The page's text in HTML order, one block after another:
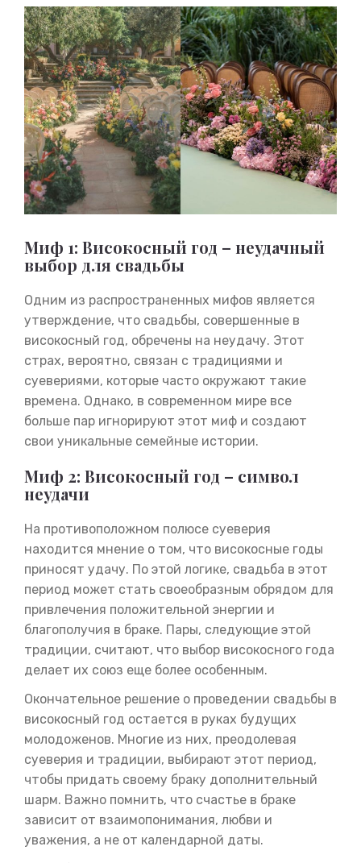
Миф 1: Високосный год – неудачный
выбор для свадьбы
Одним из распространенных мифов является
утверждение, что свадьбы, совершенные в
високосный год, обречены на неудачу. Этот
страх, вероятно, связан с традициями и
суевериями, которые часто окружают такие
времена. Однако, в современном мире все
больше пар игнорируют этот миф и создают
свои уникальные семейные истории.
Миф 2: Високосный год – символ
неудачи
На противоположном полюсе суеверия
находится мнение о том, что високосные годы
приносят удачу. По этой логике, свадьба в этот
период может стать своеобразным обрядом для
привлечения положительной энергии и
благополучия в браке. Пары, следующие этой
традиции, считают, что выбор високосного года
делает их союз еще более особенным.
Окончательное решение о проведении свадьбы в
високосный год остается в руках будущих
молодоженов. Многие из них, преодолевая
суеверия и традиции, выбирают этот период,
чтобы придать своему браку дополнительный
шарм. Важно помнить, что счастье в браке
зависит от взаимопонимания, любви и
уважения, а не от календарной даты.